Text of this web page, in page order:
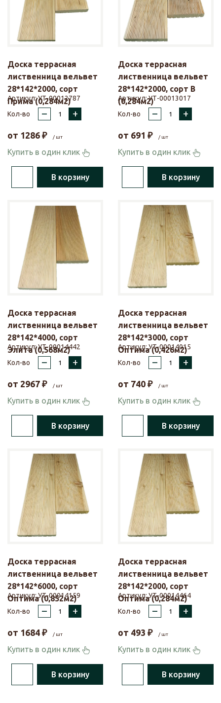
Доска террасная
лиственница вельвет
28*142*2000, сорт
Прима (0,284м2)
Артикул:УТ-00012787
Кол-во
– +
от 1286 ₽ / шт
Купить в один клик
В корзину
Доска террасная
лиственница вельвет
28*142*2000, сорт В
(0,284м2)
Артикул:УТ-00013017
Кол-во
– +
от 691 ₽ / шт
Купить в один клик
В корзину
Доска террасная
лиственница вельвет
28*142*4000, сорт
Элита (0,568м2)
Артикул:УТ-00014442
Кол-во
– +
от 2967 ₽ / шт
Купить в один клик
В корзину
Доска террасная
лиственница вельвет
28*142*3000, сорт
Оптима (0,426м2)
Артикул:УТ-00014015
Кол-во
– +
от 740 ₽ / шт
Купить в один клик
В корзину
Доска террасная
лиственница вельвет
28*142*6000, сорт
Оптима (0,852м2)
Артикул:УТ-00014159
Кол-во
– +
от 1684 ₽ / шт
Купить в один клик
В корзину
Доска террасная
лиственница вельвет
28*142*2000, сорт
Оптима (0,284м2)
Артикул:УТ-00014464
Кол-во
– +
от 493 ₽ / шт
Купить в один клик
В корзину